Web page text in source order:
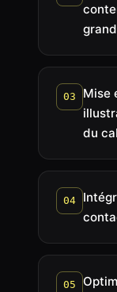
03
Mise
du
04
05